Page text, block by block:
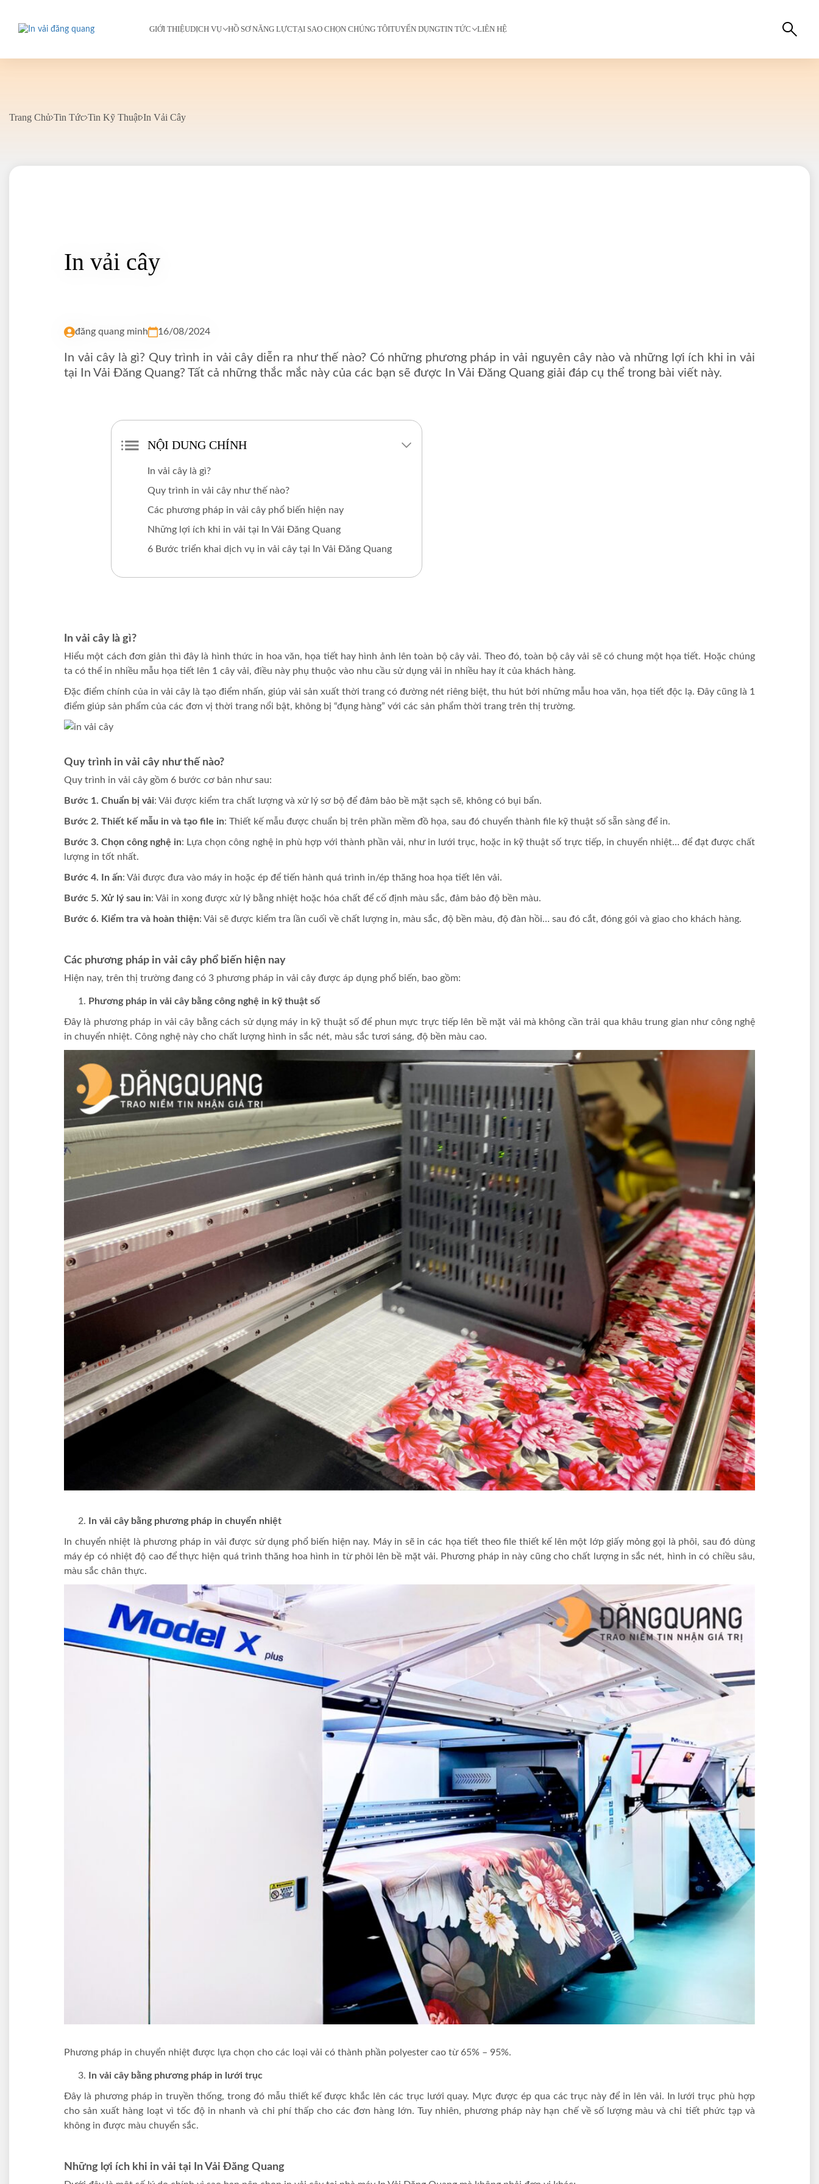
GIỚI THIỆUDỊCH VỤ HỒ SƠ NĂNG LỰCTẠI SAO CHỌN CHÚNG TÔITUYỂN DỤNGTIN TỨC LIÊN HỆ
Trang Chủ Tin Tức Tin Kỹ Thuật In Vải Cây
In vải cây
đăng quang minh 16/08/2024
In vải cây là gì? Quy trình in vải cây diễn ra như thế nào? Có những phương pháp in vải nguyên cây nào và những lợi ích khi in vải
tại In Vải Đăng Quang? Tất cả những thắc mắc này của các bạn sẽ được In Vải Đăng Quang giải đáp cụ thể trong bài viết này.
NỘI DUNG CHÍNH
In vải cây là gì?
Quy trình in vải cây như thế nào?
Các phương pháp in vải cây phổ biến hiện nay
Những lợi ích khi in vải tại In Vải Đăng Quang
6 Bước triển khai dịch vụ in vải cây tại In Vải Đăng Quang
In vải cây là gì?
Hiểu một cách đơn giản thì đây là hình thức in hoa văn, họa tiết hay hình ảnh lên toàn bộ cây vải. Theo đó, toàn bộ cây vải sẽ có chung một họa tiết. Hoặc chúng
ta có thể in nhiều mẫu họa tiết lên 1 cây vải, điều này phụ thuộc vào nhu cầu sử dụng vải in nhiều hay ít của khách hàng.
Đặc điểm chính của in vải cây là tạo điểm nhấn, giúp vải sản xuất thời trang có đường nét riêng biệt, thu hút bởi những mẫu hoa văn, họa tiết độc lạ. Đây cũng là 1
điểm giúp sản phẩm của các đơn vị thời trang nổi bật, không bị “đụng hàng” với các sản phẩm thời trang trên thị trường.
Quy trình in vải cây như thế nào?
Quy trình in vải cây gồm 6 bước cơ bản như sau:
Bước 1. Chuẩn bị vải: Vải được kiểm tra chất lượng và xử lý sơ bộ để đảm bảo bề mặt sạch sẽ, không có bụi bẩn.
Bước 2. Thiết kế mẫu in và tạo file in: Thiết kế mẫu được chuẩn bị trên phần mềm đồ họa, sau đó chuyển thành file kỹ thuật số sẵn sàng để in.
Bước 3. Chọn công nghệ in: Lựa chọn công nghệ in phù hợp với thành phần vải, như in lưới trục, hoặc in kỹ thuật số trực tiếp, in chuyển nhiệt… để đạt được chất
lượng in tốt nhất.
Bước 4. In ấn: Vải được đưa vào máy in hoặc ép để tiến hành quá trình in/ép thăng hoa họa tiết lên vải.
Bước 5. Xử lý sau in: Vải in xong được xử lý bằng nhiệt hoặc hóa chất để cố định màu sắc, đảm bảo độ bền màu.
Bước 6. Kiểm tra và hoàn thiện: Vải sẽ được kiểm tra lần cuối về chất lượng in, màu sắc, độ bền màu, độ đàn hồi… sau đó cắt, đóng gói và giao cho khách hàng.
Các phương pháp in vải cây phổ biến hiện nay
Hiện nay, trên thị trường đang có 3 phương pháp in vải cây được áp dụng phổ biến, bao gồm:
Phương pháp in vải cây bằng công nghệ in kỹ thuật số
Đây là phương pháp in vải cây bằng cách sử dụng máy in kỹ thuật số để phun mực trực tiếp lên bề mặt vải mà không cần trải qua khâu trung gian như công nghệ
in chuyển nhiệt. Công nghệ này cho chất lượng hình in sắc nét, màu sắc tươi sáng, độ bền màu cao.
In vải cây bằng phương pháp in chuyển nhiệt
In chuyển nhiệt là phương pháp in vải được sử dụng phổ biến hiện nay. Máy in sẽ in các họa tiết theo file thiết kế lên một lớp giấy mỏng gọi là phôi, sau đó dùng
máy ép có nhiệt độ cao để thực hiện quá trình thăng hoa hình in từ phôi lên bề mặt vải. Phương pháp in này cũng cho chất lượng in sắc nét, hình in có chiều sâu,
màu sắc chân thực.
Phương pháp in chuyển nhiệt được lựa chọn cho các loại vải có thành phần polyester cao từ 65% – 95%.
In vải cây bằng phương pháp in lưới trục
Đây là phương pháp in truyền thống, trong đó mẫu thiết kế được khắc lên các trục lưới quay. Mực được ép qua các trục này để in lên vải. In lưới trục phù hợp
cho sản xuất hàng loạt vì tốc độ in nhanh và chi phí thấp cho các đơn hàng lớn. Tuy nhiên, phương pháp này hạn chế về số lượng màu và chi tiết phức tạp và
không in được màu chuyển sắc.
Những lợi ích khi in vải tại In Vải Đăng Quang